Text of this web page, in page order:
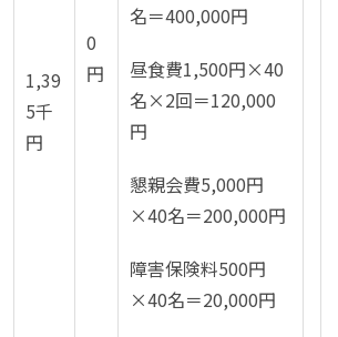
1,39
5千
円
0
円
名＝400,000円
昼食費1,500円×40
名×2回＝120,000
円
懇親会費5,000円
×40名＝200,000円
障害保険料500円
×40名＝20,000円